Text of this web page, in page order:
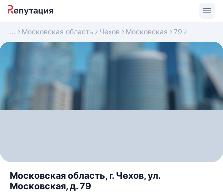
Московская область Чехов Московская 79
Московская область, г. Чехов, ул.
Московская, д. 79